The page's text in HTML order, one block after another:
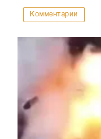
Комментарии